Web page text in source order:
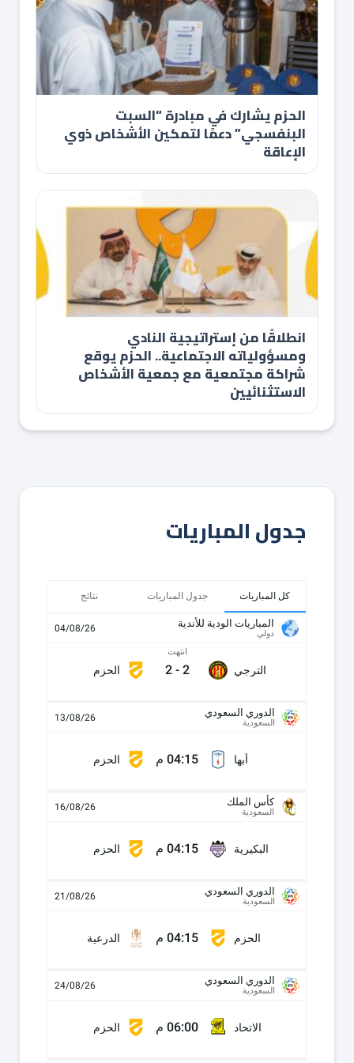
الحزم يشارك في مبادرة “السبت
البنفسجي” دعمًا لتمكين الأشخاص ذوي
الإعاقة
انطلاقًا من إستراتيجية النادي
ومسؤولياته الاجتماعية.. الحزم يوقع
شراكة مجتمعية مع جمعية الأشخاص
الاستثنائيين
جدول المباريات
كل المباريات جدول المباريات نتائج
المباريات الودية للأندية
دولي 04/08/26
الترجي
انتهت
2
-
2 الحزم
الدوري السعودي
السعودية 13/08/26
أبها 04:15 م الحزم
كأس الملك
السعودية 16/08/26
البكيرية 04:15 م الحزم
الدوري السعودي
السعودية 21/08/26
الحزم 04:15 م الدرعية
الدوري السعودي
السعودية 24/08/26
الاتحاد 06:00 م الحزم